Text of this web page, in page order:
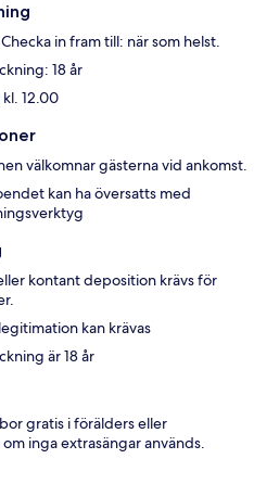
in fram till: när som helst.
18 år
12.00
välkomnar gästerna vid ankomst.
kan ha översatts med
kontant deposition krävs för
kan krävas
är 18 år
gratis i förälders eller
inga extrasängar används.